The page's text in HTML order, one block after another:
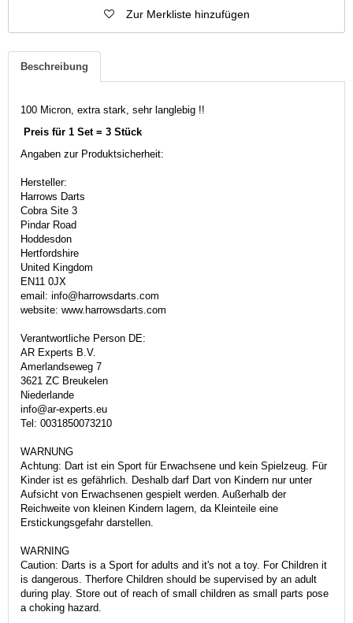
Zur Merkliste hinzufügen
Beschreibung
100 Micron, extra stark, sehr langlebig !!
Preis für 1 Set = 3 Stück
Angaben zur Produktsicherheit:
Hersteller:
Harrows Darts
Cobra Site 3
Pindar Road
Hoddesdon
Hertfordshire
United Kingdom
EN11 0JX
email: info@harrowsdarts.com
website: www.harrowsdarts.com
Verantwortliche Person DE:
AR Experts B.V.
Amerlandseweg 7
3621 ZC Breukelen
Niederlande
info@ar-experts.eu
Tel: 0031850073210
WARNUNG
Achtung: Dart ist ein Sport für Erwachsene und kein Spielzeug. Für
Kinder ist es gefährlich. Deshalb darf Dart von Kindern nur unter
Aufsicht von Erwachsenen gespielt werden. Außerhalb der
Reichweite von kleinen Kindern lagern, da Kleinteile eine
Erstickungsgefahr darstellen.
WARNING
Caution: Darts is a Sport for adults and it's not a toy. For Children it
is dangerous. Therfore Children should be supervised by an adult
during play. Store out of reach of small children as small parts pose
a choking hazard.